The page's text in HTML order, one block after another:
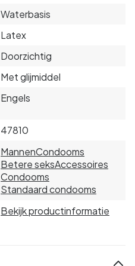
Waterbasis
Latex
Doorzichtig
Met glijmiddel
Engels
47810
MannenCondooms
Betere seksAccessoires
Condooms
Standaard condooms
Bekijk productinformatie